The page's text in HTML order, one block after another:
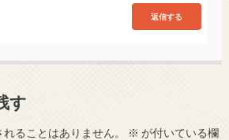
返信する
す
ることはありません。 ※ が付いている欄